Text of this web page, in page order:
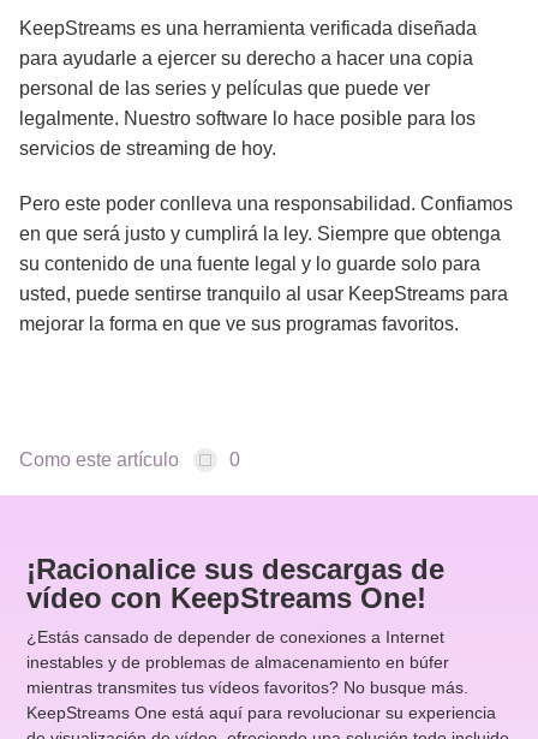
KeepStreams es una herramienta verificada diseñada
para ayudarle a ejercer su derecho a hacer una copia
personal de las series y películas que puede ver
legalmente. Nuestro software lo hace posible para los
servicios de streaming de hoy.
Pero este poder conlleva una responsabilidad. Confiamos
en que será justo y cumplirá la ley. Siempre que obtenga
su contenido de una fuente legal y lo guarde solo para
usted, puede sentirse tranquilo al usar KeepStreams para
mejorar la forma en que ve sus programas favoritos.
Como este artículo 0
¡Racionalice sus descargas de
vídeo con KeepStreams One!
¿Estás cansado de depender de conexiones a Internet
inestables y de problemas de almacenamiento en búfer
mientras transmites tus vídeos favoritos? No busque más.
KeepStreams One está aquí para revolucionar su experiencia